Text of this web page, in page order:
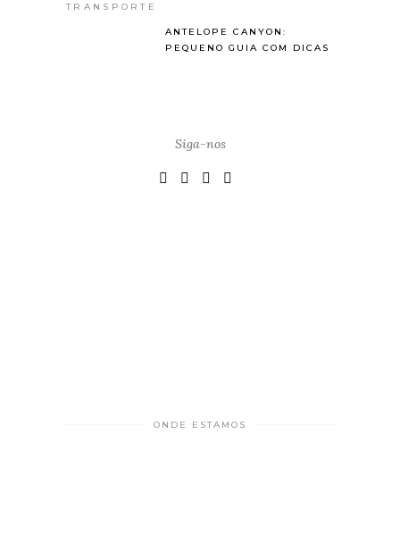
ANTELOPE CANYON:
PEQUENO GUIA COM DICAS
Siga-nos
ONDE ESTAMOS